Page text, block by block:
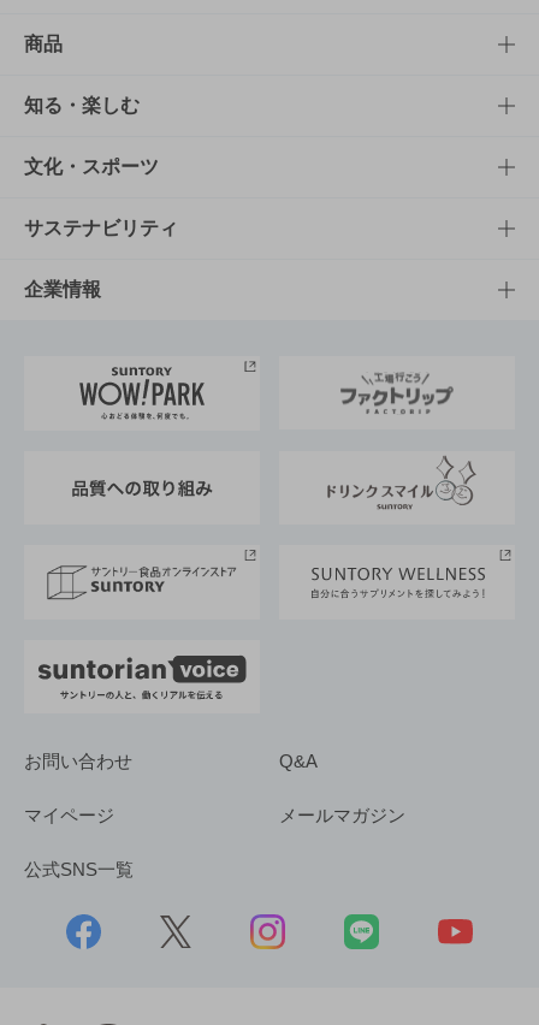
商品
商品TOP
商品一覧
商品発売情報
栄養成分一覧
知る・楽しむ
知る・楽しむTOP
キャンペーン
工場見学
地域情報
文化・スポーツ
文化・スポーツTOP
サントリーホール
サントリーサンバーズ大阪
サステナビリティ
サステナビリティTOP
サントリーが考えるサステナビリティ経営
企業情報
企業概要
採用情報
お問い合わせ Q&A
マイページ メールマガジン
公式SNS一覧